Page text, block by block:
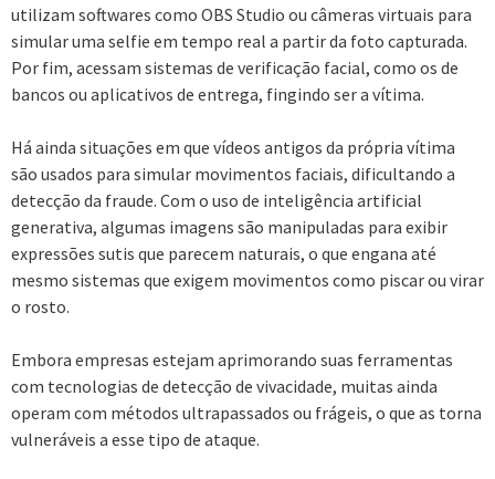
utilizam softwares como OBS Studio ou câmeras virtuais para
simular uma selfie em tempo real a partir da foto capturada.
Por fim, acessam sistemas de verificação facial, como os de
bancos ou aplicativos de entrega, fingindo ser a vítima.
Há ainda situações em que vídeos antigos da própria vítima
são usados para simular movimentos faciais, dificultando a
detecção da fraude. Com o uso de inteligência artificial
generativa, algumas imagens são manipuladas para exibir
expressões sutis que parecem naturais, o que engana até
mesmo sistemas que exigem movimentos como piscar ou virar
o rosto.
Embora empresas estejam aprimorando suas ferramentas
com tecnologias de detecção de vivacidade, muitas ainda
operam com métodos ultrapassados ou frágeis, o que as torna
vulneráveis a esse tipo de ataque.